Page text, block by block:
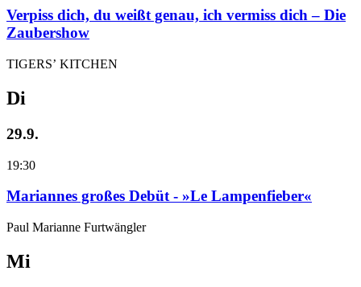
Verpiss dich, du weißt genau, ich vermiss dich – Die
Zaubershow
TIGERS’ KITCHEN
Di
29.9.
19:30
Mariannes großes Debüt - »Le Lampenfieber«
Paul Marianne Furtwängler
Mi